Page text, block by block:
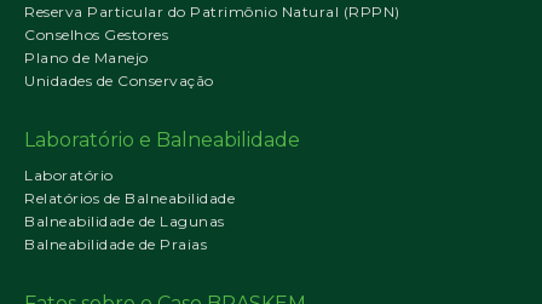
Reserva Particular do Patrimônio Natural (RPPN)
Conselhos Gestores
Plano de Manejo
Unidades de Conservação
Laboratório e Balneabilidade
Laboratório
Relatórios de Balneabilidade
Balneabilidade de Lagunas
Balneabilidade de Praias